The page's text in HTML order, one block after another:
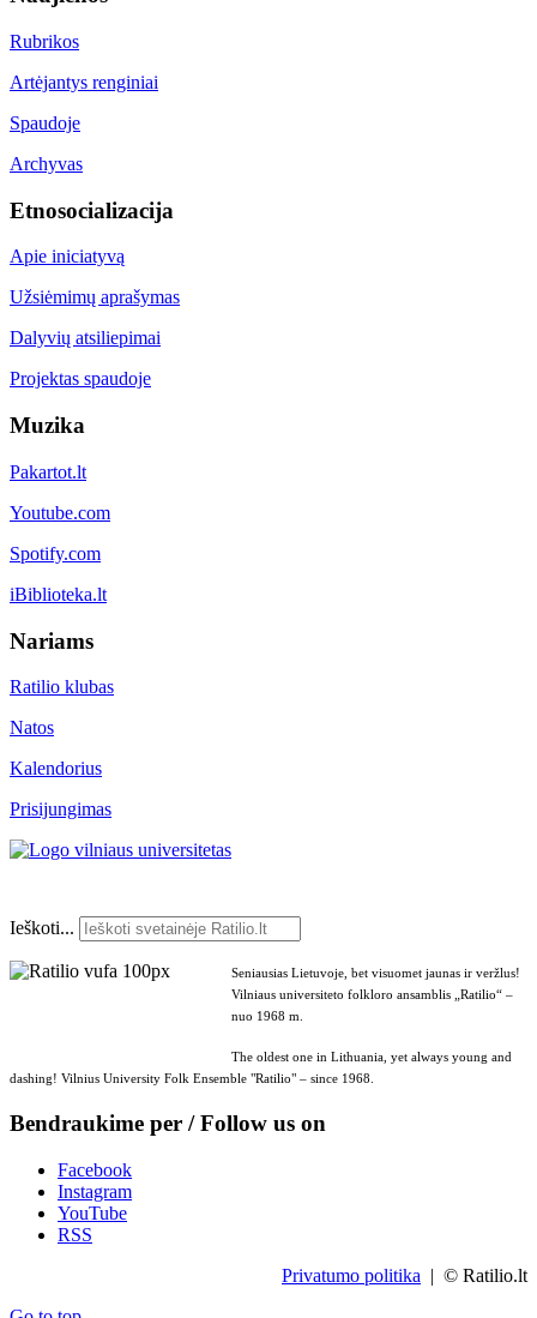
Rubrikos
Artėjantys renginiai
Spaudoje
Archyvas
Etnosocializacija
Apie iniciatyvą
Užsiėmimų aprašymas
Dalyvių atsiliepimai
Projektas spaudoje
Muzika
Pakartot.lt
Youtube.com
Spotify.com
iBiblioteka.lt
Nariams
Ratilio klubas
Natos
Kalendorius
Prisijungimas
Ieškoti...
Seniausias Lietuvoje, bet visuomet jaunas ir veržlus!
Vilniaus universiteto folkloro ansamblis „Ratilio“ –
nuo 1968 m.
The oldest one in Lithuania, yet always young and
dashing! Vilnius University Folk Ensemble "Ratilio" – since 1968.
Bendraukime per / Follow us on
Facebook
Instagram
YouTube
RSS
Privatumo politika | © Ratilio.lt